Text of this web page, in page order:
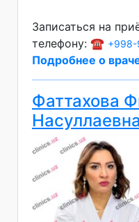
Записаться на
телефону: ☎️
Подробнее о
Фаттахова
Насуллаевна